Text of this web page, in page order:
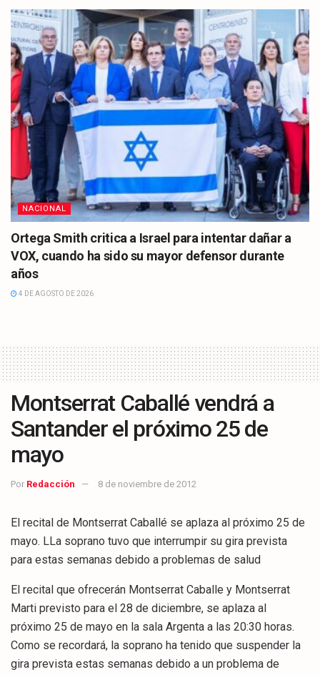
NACIONAL
Ortega Smith critica a Israel para intentar dañar a
VOX, cuando ha sido su mayor defensor durante
años
4 DE AGOSTO DE 2026
Montserrat Caballé vendrá a
Santander el próximo 25 de
mayo
Por Redacción 8 de noviembre de 2012
El recital de Montserrat Caballé se aplaza al próximo 25 de
mayo. LLa soprano tuvo que interrumpir su gira prevista
para estas semanas debido a problemas de salud
El recital que ofrecerán Montserrat Caballe y Montserrat
Marti previsto para el 28 de diciembre, se aplaza al
próximo 25 de mayo en la sala Argenta a las 20:30 horas.
Como se recordará, la soprano ha tenido que suspender la
gira prevista estas semanas debido a un problema de